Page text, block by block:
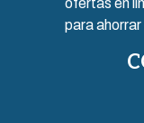
para